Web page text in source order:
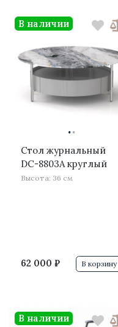
··
Стол журнальный
DC-8803A круглый
Высота: 36 см
62 000 ₽
В наличии
В корзину
В наличии